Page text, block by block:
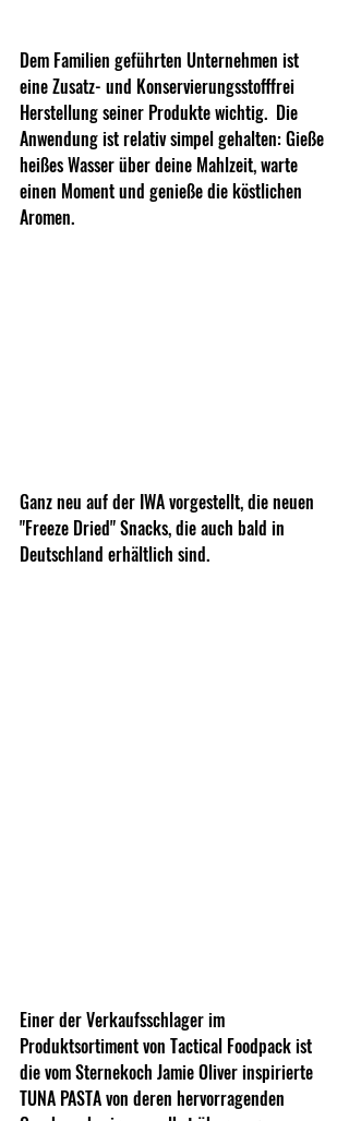
Dem Familien geführten Unternehmen ist
eine Zusatz- und Konservierungsstofffrei
Herstellung seiner Produkte wichtig.  Die
Anwendung ist relativ simpel gehalten: Gieße
heißes Wasser über deine Mahlzeit, warte
einen Moment und genieße die köstlichen
Aromen.
Ganz neu auf der IWA vorgestellt, die neuen
"Freeze Dried" Snacks, die auch bald in
Deutschland erhältlich sind.
Einer der Verkaufsschlager im
Produktsortiment von Tactical Foodpack ist
die vom Sternekoch Jamie Oliver inspirierte
TUNA PASTA von deren hervorragenden